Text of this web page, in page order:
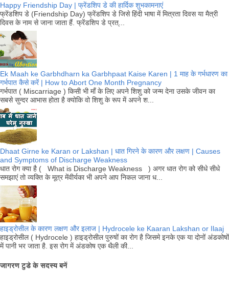
Happy Friendship Day | फ्रेंडशिप डे की हार्दिक शुभकामनाएं
फ्रेंडशिप डे (Friendship Day) फ्रेंडशिप डे जिसे हिंदी भाषा में मित्रता दिवस या मैत्री
दिवस के नाम से जाना जाता हैं. फ्रेंडशिप डे प्रत्...
Ek Maah ke Garbhdharn ka Garbhpaat Kaise Karen | 1 माह के गर्भधारण का
गर्भपात कैसे करें | How to Abort One Month Pregnancy
गर्भपात ( Miscarriage ) किसी भी माँ के लिए अपने शिशु को जन्म देना उसके जीवन का
सबसे सुन्दर आभास होता है क्योकि वो शिशु के रूप में अपने श...
Dhaat Girne ke Karan or Lakshan | धात गिरने के कारण और लक्षण | Causes
and Symptoms of Discharge Weakness
धात रोग क्या है ( What is Discharge Weakness ) अगर धात रोग को सीधे सीधे
समझाएं तो व्यक्ति के मूत्र मेंवीर्यका भी अपने आप निकल जाना ध...
हाइड्रोसील के कारण लक्षण और इलाज | Hydrocele ke Kaaran Lakshan or Ilaaj
हाइड्रोसील ( Hydrocele ) हाइड्रोसील पुरुषों का रोग है जिसमे इनके एक या दोनों अंडकोषों
में पानी भर जाता है. इस रोग में अंडकोष एक थैली की...
जागरण टुडे के सदस्य बनें